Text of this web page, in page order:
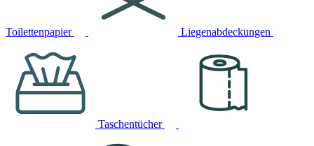
Toilettenpapier Liegenabdeckungen
Taschentücher